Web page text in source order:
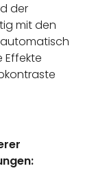
der
mit den
Effekte